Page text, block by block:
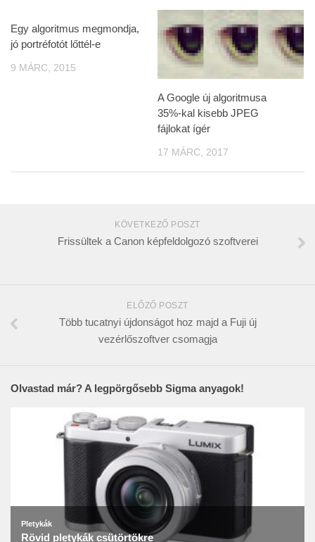
Egy algoritmus megmondja,
jó portréfotót lőttél-e
9 MÁRC, 2015
A Google új algoritmusa
35%-kal kisebb JPEG
fájlokat ígér
17 MÁRC, 2017
KÖVETKEZŐ POSZT
Frissültek a Canon képfeldolgozó szoftverei
ELŐZŐ POSZT
Több tucatnyi újdonságot hoz majd a Fuji új
vezérlőszoftver csomagja
Olvastad már? A legpörgősebb Sigma anyagok!